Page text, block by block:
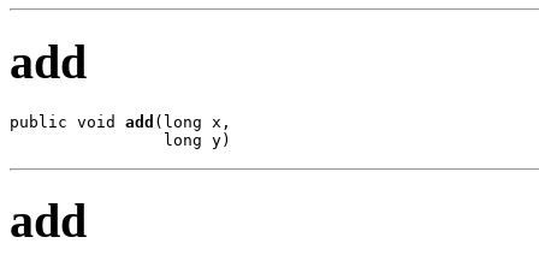
add
public void add (long x,
                long y)
add